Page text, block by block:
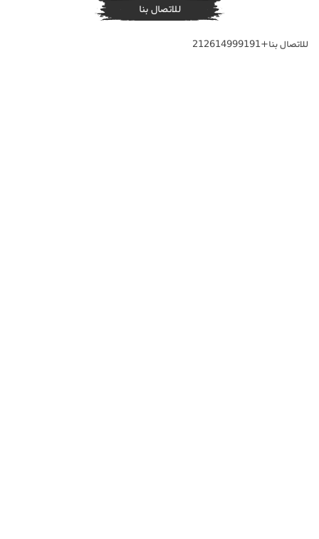
للاتصال بنا
للاتصال بنا+212614999191